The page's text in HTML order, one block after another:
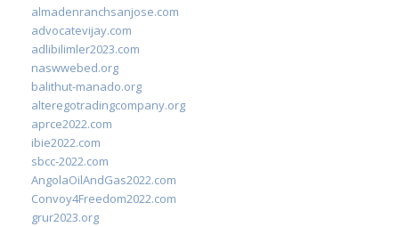
almadenranchsanjose.com
advocatevijay.com
adlibilimler2023.com
naswwebed.org
balithut-manado.org
alteregotradingcompany.org
aprce2022.com
ibie2022.com
sbcc-2022.com
AngolaOilAndGas2022.com
Convoy4Freedom2022.com
grur2023.org